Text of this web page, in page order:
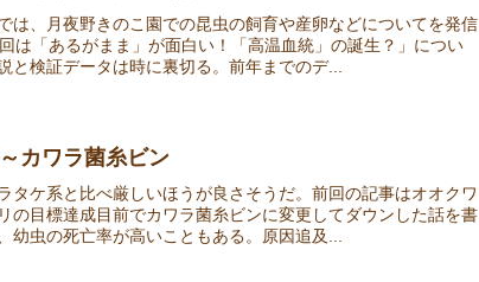
は、月夜野きのこ園での昆虫の飼育や産卵などについてを発信
は「あるがまま」が面白い！「高温血統」の誕生？」につい
と検証データは時に裏切る。前年までのデ...
カワラ菌糸ビン
タケ系と比べ厳しいほうが良さそうだ。前回の記事はオオクワ
の目標達成目前でカワラ菌糸ビンに変更してダウンした話を書
幼虫の死亡率が高いこともある。原因追及...